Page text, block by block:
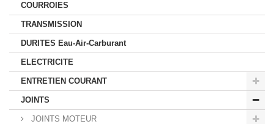
COURROIES
TRANSMISSION
DURITES Eau-Air-Carburant
ELECTRICITE
ENTRETIEN COURANT
JOINTS
JOINTS MOTEUR